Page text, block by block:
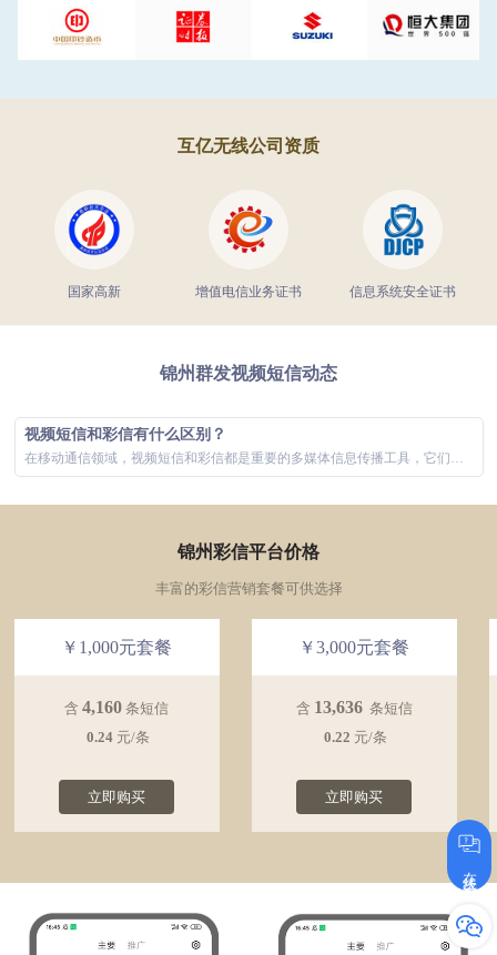
互亿无线公司资质
国家高新 增值电信业务证书 信息系统安全证书
锦州群发视频短信动态
视频短信和彩信有什么区别？
在移动通信领域，视频短信和彩信都是重要的多媒体信息传播工具，它们极大地丰富了用户的通信体验。虽然两者在功能上有所重叠，主要都是通过手机网络发...
锦州彩信平台价格
丰富的彩信营销套餐可供选择
￥1,000元套餐
含 4,160 条短信
0.24 元/条
立即购买
￥3,000元套餐
含 13,636 条短信
0.22 元/条
立即购买
在线咨询